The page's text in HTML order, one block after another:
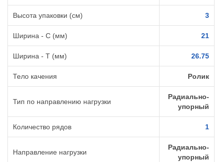
Высота упаковки (см) 3
Ширина - C (мм) 21
Ширина - T (мм) 26.75
Тело качения Ролик
Тип по направлению нагрузки
Радиально-
упорный
Количество рядов 1
Направление нагрузки
Радиально-
упорный